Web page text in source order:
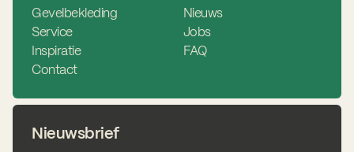
Gevelbekleding
Service
Inspiratie
Contact
Nieuws
Jobs
FAQ
Nieuwsbrief